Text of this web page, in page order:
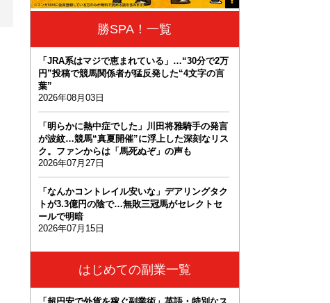
勝SPA！一覧
「JRA系はマジで恵まれている」…“30分で2万
円”投稿で競馬関係者が猛反発した“4文字の言
葉”
2026年08月03日
「明らかに熱中症でした」川田将雅騎手の発言
が波紋…競馬“真夏開催”に浮上した深刻なリス
ク。ファンからは「馬死ぬぞ」の声も
2026年07月27日
「なんかコントレイル安いな」デアリングタク
トが3.3億円の陰で…無敗三冠馬がセレクトセ
ールで明暗
2026年07月15日
はじめての副業一覧